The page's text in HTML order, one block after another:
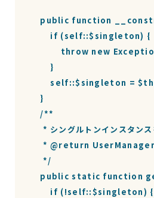
public function
        if (self::$singleton) {
throw new
        }
self::$singleton =
    }
    /**
* シングルトンインスタン
     * @return UserManager
     */
public static function
        if (!self::$singleton) {